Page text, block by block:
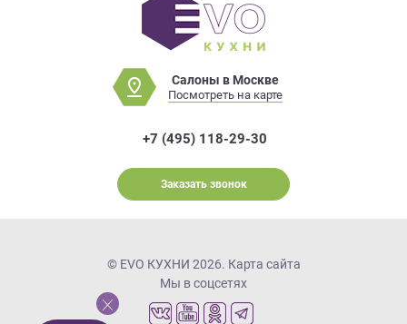
Салоны в Москве
Посмотреть на карте
+7 (495) 118-29-30
Заказать звонок
© EVO КУХНИ 2026. Карта сайта
Мы в соцсетях